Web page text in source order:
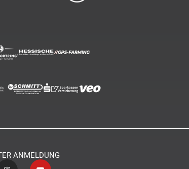
ANMELDUNG